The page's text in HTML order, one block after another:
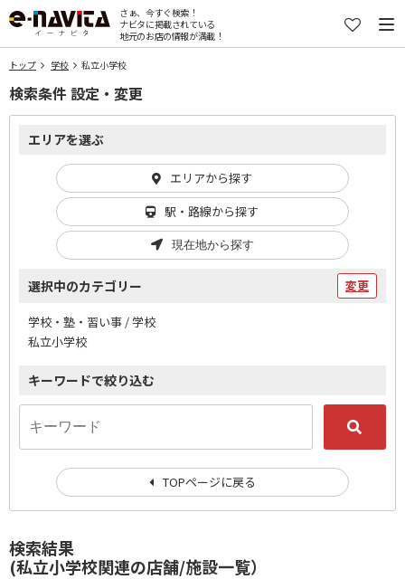
さぁ、今すぐ検索！
ナビタに掲載されている
地元のお店の情報が満載！
トップ 学校 私立小学校
検索結果
(私立小学校関連の店舗/施設一覧）
検索条件 設定・変更
エリアを選ぶ
エリアから探す
駅・路線から探す
現在地から探す
選択中のカテゴリー 変更
学校・塾・習い事 / 学校
私立小学校
キーワードで絞り込む
TOPページに戻る